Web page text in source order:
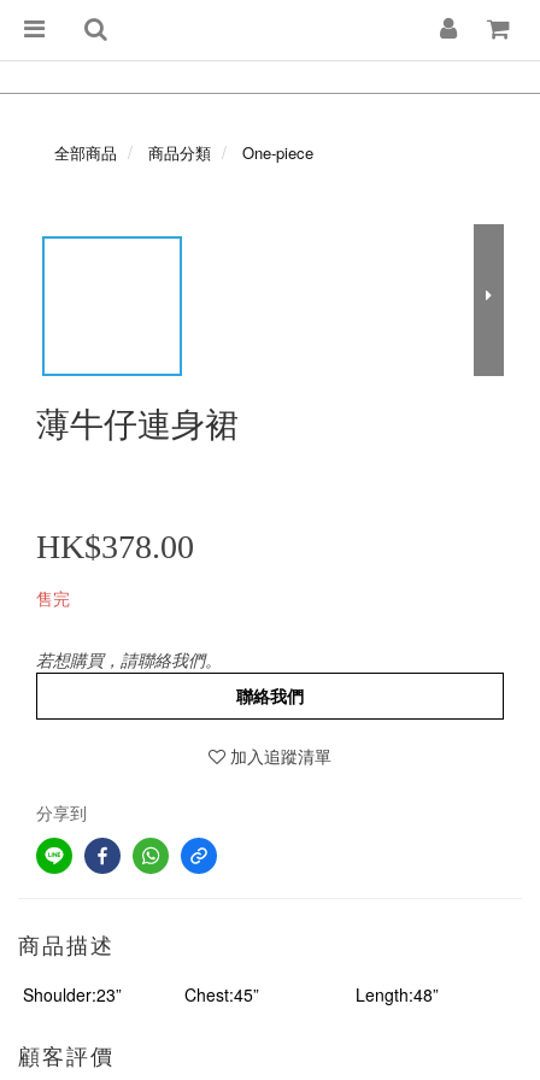
全部商品 商品分類 One-piece
薄牛仔連身裙
HK$378.00
售完
若想購買，請聯絡我們。
聯絡我們
加入追蹤清單
分享到
商品描述
Shoulder:23”
Chest:45” Length:48”
顧客評價